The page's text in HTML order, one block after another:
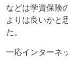
などは学資保険
よりは良いかと
た。
一応インターネ